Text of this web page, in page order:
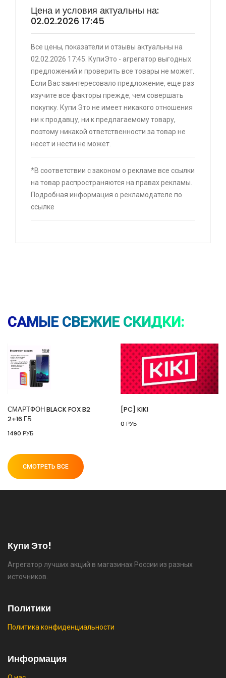
⚡ Двуспальная кровать buyson 200х160 со
скидкой + возврат 25% трат , если оплачивать
картой Сбербанка
🔥 16190 руб. |КУПИТЬ
⚡ Скидка до 25% при оплате платежной
системой Пэй (макс. скидка 4320₽,
индивидуально, возможно сработает не у
всех)
🔥 0 руб. |КУПИТЬ
⚡ [PC] Cursedland
⚡ [PC] Kiki
🔥 0 руб. |
⚡ 55" Телевизор Digma DM-LED55UQB31 QLED,
⚡ Скидка до 25% при оплате платежной
системой Пэй (макс. скидка 4320₽,
Цена и условия актуальны на:
02.02.2026 17:45
Все цены, показатели и отзывы актуальны на
02.02.2026 17:45. КупиЭто - агрегатор выгодных
предложений и проверить все товары не может.
Если Вас заинтересовало предложение, еще раз
изучите все факторы прежде, чем совершать
покупку. Купи Это не имеет никакого отношения
ни к продавцу, ни к предлагаемому товару,
поэтому никакой ответственности за товар не
несет и нести не может.
*В соответствии с законом о рекламе все ссылки
на товар распространяются на правах рекламы.
Подробная информация о рекламодателе по
ссылке
САМЫЕ СВЕЖИЕ СКИДКИ:
СМАРТФОН BLACK FOX B2
2+16 ГБ
1490 РУБ
[PC] KIKI
0 РУБ
СМОТРЕТЬ ВСЕ
Купи Это!
Агрегатор лучших акций в магазинах России из разных
источников.
Политики
Политика конфиденциальности
Информация